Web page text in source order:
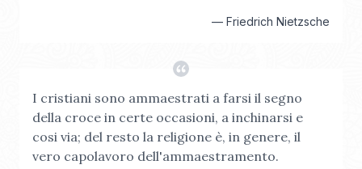
— Friedrich Nietzsche
I cristiani sono ammaestrati a farsi il segno
della croce in certe occasioni, a inchinarsi e
cosi via; del resto la religione è, in genere, il
vero capolavoro dell'ammaestramento.